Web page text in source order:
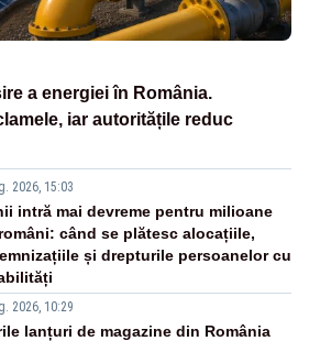
a energiei în România.
iar autoritățile reduc
2026, 15:03
intră mai devreme pentru milioane
când se plătesc alocațiile,
și drepturile persoanelor cu
2026, 10:29
lanțuri de magazine din România